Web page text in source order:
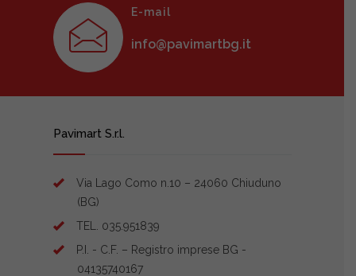
E-mail
info@pavimartbg.it
Pavimart S.r.l.
Via Lago Como n.10 – 24060 Chiuduno
(BG)
TEL. 035.951839
P.I. - C.F. – Registro imprese BG -
04135740167